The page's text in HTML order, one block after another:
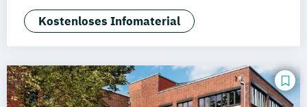
Tourismus- Hotel- und Eventmanagement
Kostenloses Infomaterial